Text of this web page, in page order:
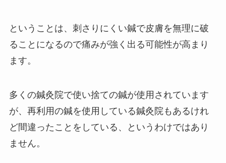
ということは、刺さりにくい鍼で皮膚を無理に破
ることになるので痛みが強く出る可能性が高まり
ます。
多くの鍼灸院で使い捨ての鍼が使用されています
が、再利用の鍼を使用している鍼灸院もあるけれ
ど間違ったことをしている、というわけではあり
ません。